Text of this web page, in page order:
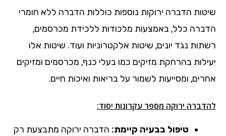
שיטות הדברה ירוקות נוספות כוללות הדברה ללא חומרי
הדברה כלל, באמצעות מלכודות ללכידת מכרסמים,
רשתות נגד יונים, שיטות אלקטרוניות ועוד. שיטות אלו
יעילות בהרחקת מזיקים כמו בעלי כנף, מכרסמים ומזיקים
אחרים, ומסייעות לשמור על בריאות ואיכות חיים.
להדברה ירוקה מספר עקרונות יסוד:
טיפול בבעיה קיימת: הדברה ירוקה מתבצעת רק